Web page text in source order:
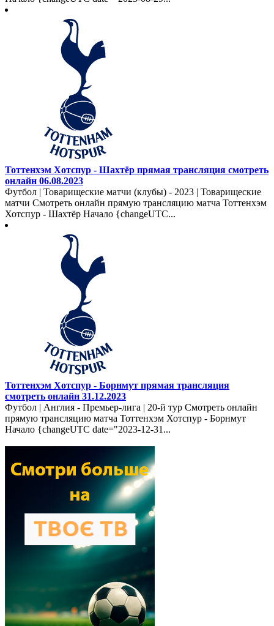
Тоттенхэм Хотспур - Шахтёр прямая трансляция смотреть
онлайн 06.08.2023
Футбол | Товарищеские матчи (клубы) - 2023 | Товарищеские
матчи Смотреть онлайн прямую трансляцию матча Тоттенхэм
Хотспур - Шахтёр Начало {changeUTC...
Тоттенхэм Хотспур - Борнмут прямая трансляция
смотреть онлайн 31.12.2023
Футбол | Англия - Премьер-лига | 20-й тур Смотреть онлайн
прямую трансляцию матча Тоттенхэм Хотспур - Борнмут
Начало {changeUTC date="2023-12-31...